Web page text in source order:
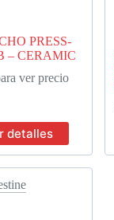
PRESS-
– CERAMIC
ver precio
detalles